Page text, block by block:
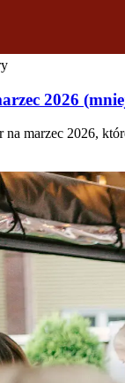
2026
marzec 2026,